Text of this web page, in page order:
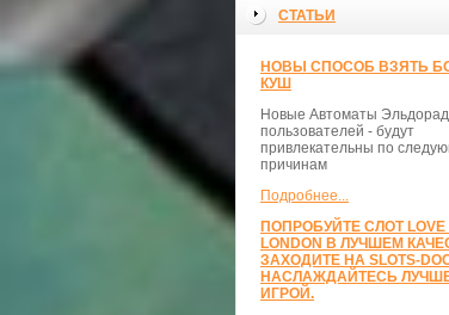
СТАТЬИ
НОВЫ СПОСОБ ВЗЯТЬ
КУШ
Новые Автоматы
пользователей - будут
привлекательны по
причинам
Подробнее...
ПОПРОБУЙТЕ СЛОТ LOVE
LONDON В ЛУЧШЕМ
ЗАХОДИТЕ НА SLOTS-
НАСЛАЖДАЙТЕСЬ
ИГРОЙ.